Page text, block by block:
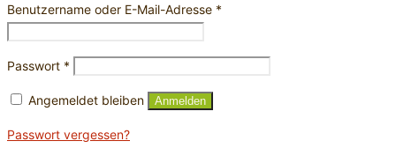
Benutzername oder E-Mail-Adresse *
Passwort *
Angemeldet bleiben Anmelden
Passwort vergessen?